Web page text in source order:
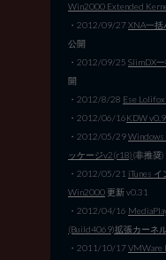
Win2000 Extended
・2012/09/27XNA一括
公開
・2012/09/25 SlimDX
開
・2012/8/28 Ese
・2012/06/16KDW
・2012/05/29Windows
ッケージv2(r18)(非推奨)
・2012/05/21 iTunes
Win2000更新 v0.31
・2012/04/16
(Build4069)拡張カーネ
・2011/10/17VMWare